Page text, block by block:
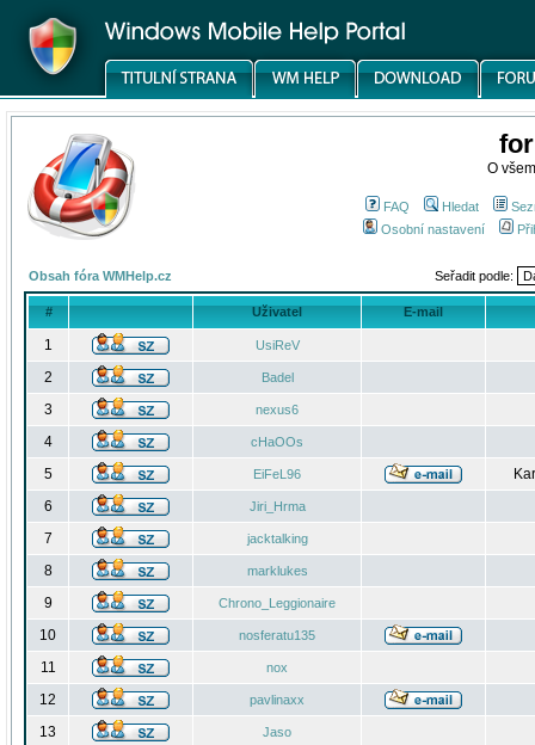
O
FAQ Hledat
Osobní nastavení
Obsah fóra WMHelp.cz Seřadit podle:
# Uživatel E-mail
1 UsiReV
2 Badel
3 nexus6
4 cHaOOs
5 EiFeL96
6
Jiri_Hrma
7 jacktalking
8 marklukes
9 Chrono_Leggionaire
10 nosferatu135
11 nox
12 pavlinaxx
13 Jaso